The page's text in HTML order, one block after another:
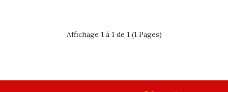
Affichage 1 à 1 de 1 (1 Pages)